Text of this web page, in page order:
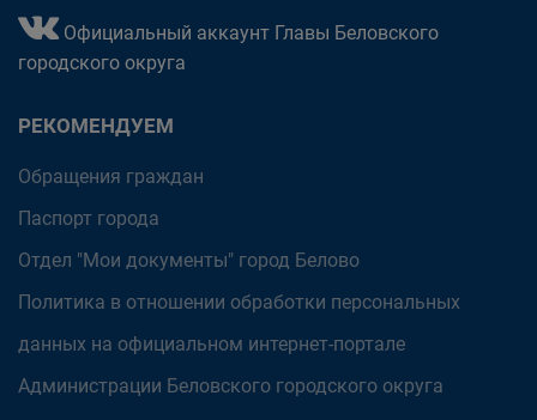
Официальный аккаунт Главы Беловского
городского округа
РЕКОМЕНДУЕМ
Обращения граждан
Паспорт города
Отдел "Мои документы" город Белово
Политика в отношении обработки персональных
данных на официальном интернет-портале
Администрации Беловского городского округа